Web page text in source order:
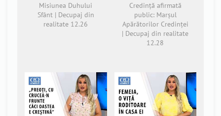
Misiunea Duhului
Sfânt | Decupaj din
realitate 12.26
Credință afirmată
public: Marșul
Apărătorilor Credinței
| Decupaj din realitate
12.28